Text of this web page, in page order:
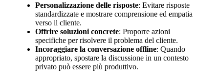
Personalizzazione delle risposte: Evitare risposte
standardizzate e mostrare comprensione ed empatia
verso il cliente.
Offrire soluzioni concrete: Proporre azioni
specifiche per risolvere il problema del cliente.
Incoraggiare la conversazione offline: Quando
appropriato, spostare la discussione in un contesto
privato può essere più produttivo.